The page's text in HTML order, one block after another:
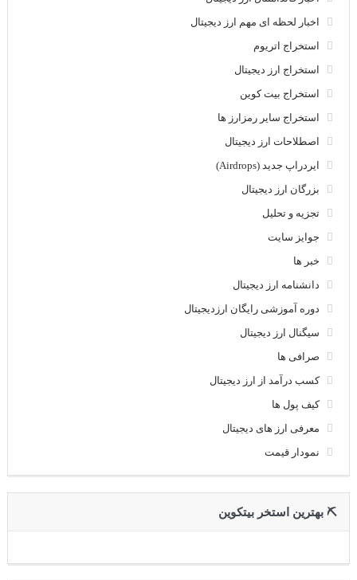
اخبار لحظه ای مهم ارز دیجیتال
استخراج اتریوم
استخراج ارز دیجیتال
استخراج بیت کوین
استخراج سایر رمزارز ها
اصطلاحات ارز دیجیتال
ایردراپ جدید (Airdrops)
بزرگان ارز دیجیتال
تجزیه و تحلیل
جوایز سایت
خبر ها
دانشنامه ارز دیجیتال
دوره آموزشی رایگان ارزدیجیتال
سیگنال ارز دیجیتال
صرافی ها
کسب درآمد از ارز دیجیتال
کیف پول ها
معرفی ارز های دیجیتال
نمودار قیمت
⛏ بهترین استخر بیتکوین